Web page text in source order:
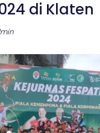
di Klaten